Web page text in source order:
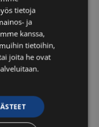
tietoja
ja
kanssa,
tietoihin,
joita he ovat